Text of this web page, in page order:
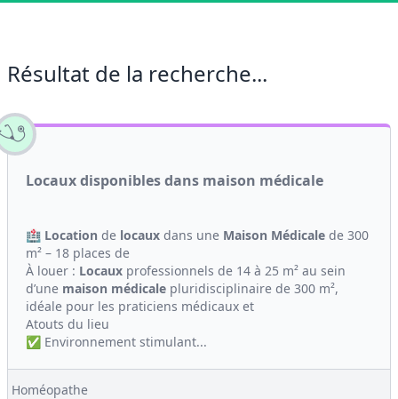
Résultat de la recherche...
Locaux disponibles dans maison médicale
🏥 Location de locaux dans une Maison Médicale de 300
m² – 18 places de
À louer : Locaux professionnels de 14 à 25 m² au sein
d’une maison médicale pluridisciplinaire de 300 m²,
idéale pour les praticiens médicaux et
Atouts du lieu
✅ Environnement stimulant...
Homéopathe